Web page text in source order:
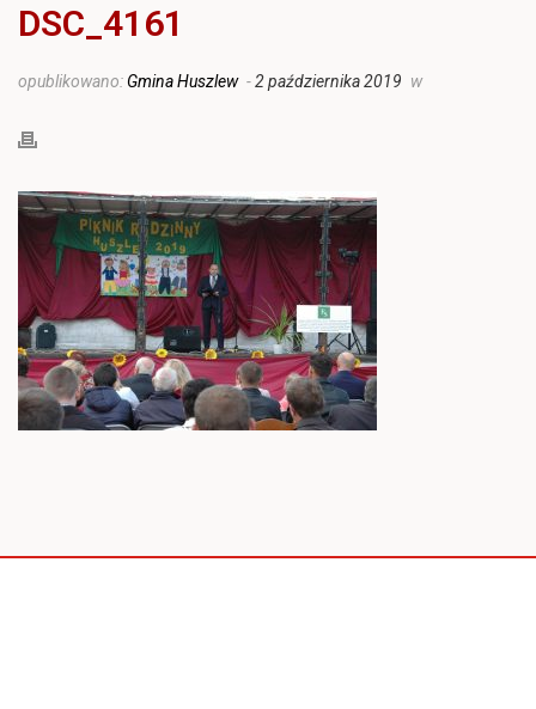
DSC_4161
opublikowano: Gmina Huszlew -2 października 2019 w